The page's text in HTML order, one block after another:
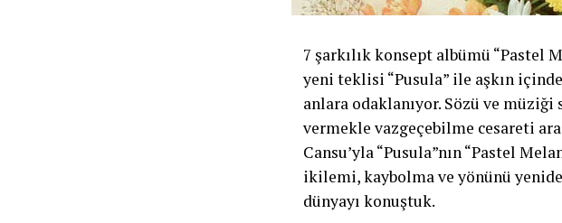
7 şarkılık konsept albümü “Pastel
yeni teklisi “Pusula” ile aşkın
anlara odaklanıyor. Sözü ve müziği
vermekle vazgeçebilme cesareti
Cansu’yla “Pusula”nın “Pastel
ikilemi, kaybolma ve yönünü
dünyayı konuştuk.